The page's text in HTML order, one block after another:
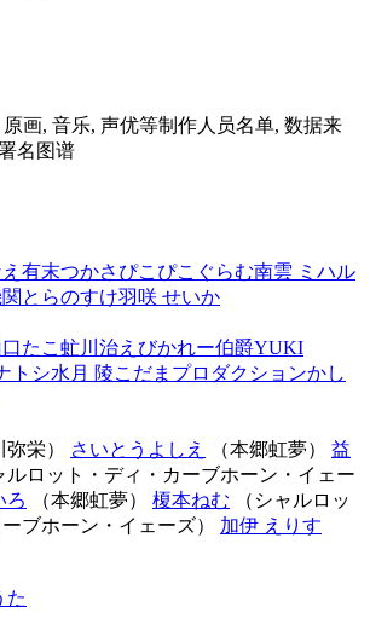
原画, 音乐, 声优等制作人员名单, 数据来
名图谱
有末つかさ ぴこぴこぐらむ南雲 ミハル
とらのすけ羽咲 せいか
たこ 虻川治えびかれー伯爵YUKI
トシ水月 陵こだまプロダクションかし
弥栄） さいとうよしえ （本郷虹夢） 益
ルロット・ディ・カーブホーン・イェー
ろ （本郷虹夢） 榎本ねむ （シャルロッ
ブホーン・イェーズ） 加伊 えりす
た